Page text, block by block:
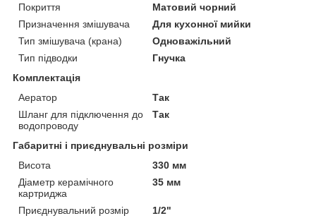
Покриття
Матовий чорний
Призначення змішувача
Для кухонної мийки
Тип змішувача (крана)
Одноважільний
Тип підводки
Гнучка
Комплектація
Аератор
Так
Шланг для підключення до
водопроводу
Так
Габаритні і приєднувальні розміри
Висота
330 мм
Діаметр керамічного
картриджа
35 мм
Приєднувальний розмір 1/2"